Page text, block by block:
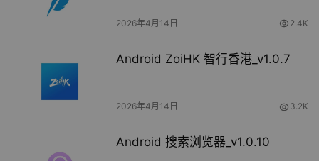
2026年4月14日 2.4K
Android ZoiHK 智行香港_v1.0.7
2026年4月14日 3.2K
Android 搜索浏览器_v1.0.10